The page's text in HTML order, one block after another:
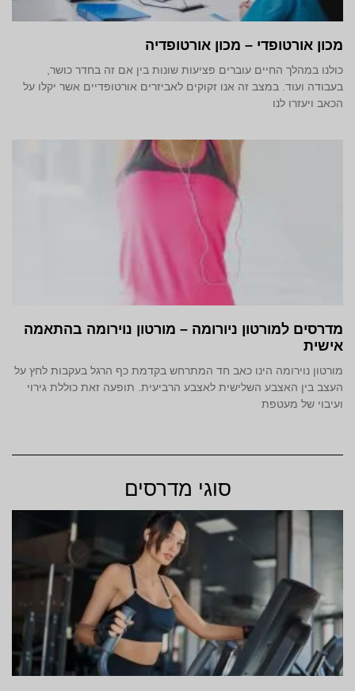
מכון אורטופדי – מכון אורטופדיה
כולנו במהלך החיים עוברים פציעות שונות בין אם זה בחדר כושר,
בעבודה ועוד. במצב זה אנו זקוקים לאביזרים אורטופדיים אשר יקלו על
הכאב ויעזרו לנו
מדרסים למורטון ניורומה – מורטון נוירומה בהתאמה
אישית
מורטון נוירומה הינו כאב חד המתרחש בקדמת כף הרגל בעקבות לחץ על
העצב בין האצבע השלישית לאצבע הרביעית. תופעה זאת כוללת גירוי
ועיבוי של מעטפת
סוגי מדרסים